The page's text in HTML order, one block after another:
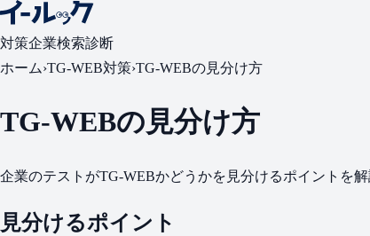
対策企業検索診断
ホーム›TG-WEB対策›TG-WEBの見分け方
TG-WEBの見分け方
企業のテストがTG-WEBかどうかを見分けるポイントを解
見分けるポイント